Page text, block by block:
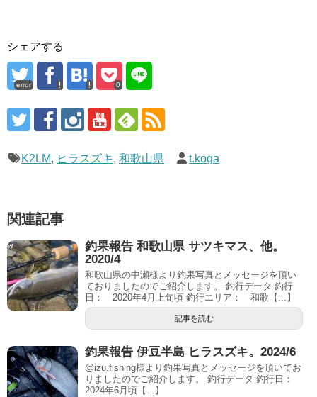
シェアする
error 0
K2LM, ヒラスズキ, 和歌山県 t.koga
関連記事
釣果報告 和歌山県 サツキマス、他。
2020/4
和歌山県の中瀬様より釣果写真とメッセージを頂い
ておりましたのでご紹介します。 釣行データ 釣行
日： 2020年4月上旬頃 釣行エリア： 和歌【...】
記事を読む
釣果報告 伊豆半島 ヒラスズキ。2024/6
@izu.fishing様より釣果写真とメッセージを頂いてお
りましたのでご紹介します。 釣行データ 釣行日：
2024年6月頃【...】